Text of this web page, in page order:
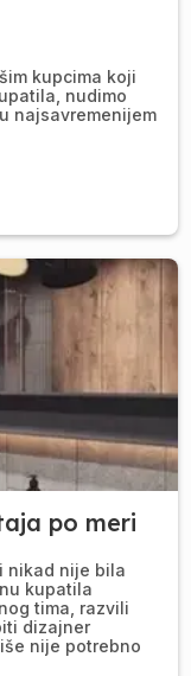
kupcima koji
nudimo
najsavremenijem
po meri
nikad nije bila
kupatila
tima, razvili
dizajner
nije potrebno